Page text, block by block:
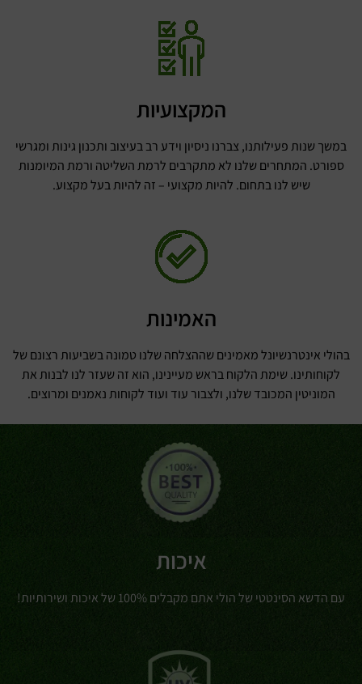
המקצועיות
במשך שנות פעילותנו, צברנו ניסיון וידע רב בעיצוב ותכנון גינות ומגרשי
ספורט. המתחרים שלנו לא מתקרבים לרמת השליטה ורמת המיומנות
שיש לנו בתחום. להיות מקצועי – זה להיות בעל מקצוע.
האמינות
בהולי אינטרנשיונל מאמינים שההצלחה שלנו טמונה בשביעות רצונם של
לקוחותינו. שימת הלקוח בראש מעיינינו, הוא זה שעזר לנו לבנות את
המוניטין המכובד שלנו, ולצבור עוד ועוד לקוחות נאמנים ומרוצים.
איכות
עם הדשא הסינטטי של הולי אתם מקבלים 100% של איכות ושירותיות!